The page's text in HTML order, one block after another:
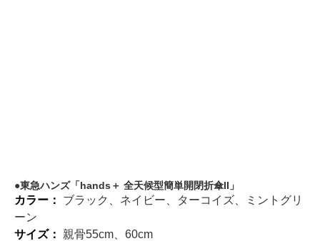
東急ハンズ「hands＋ 全天候型簡単開閉折傘II」
カラー： ブラック、ネイビー、ターコイズ、ミントグリ
ーン
サイズ： 親骨55cm、60cm